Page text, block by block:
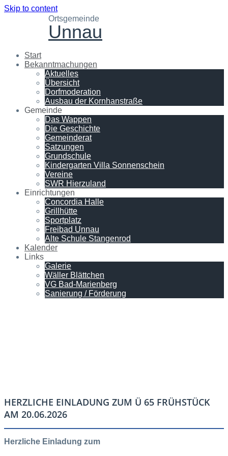
Skip to content
Ortsgemeinde
Unnau
Start
Bekanntmachungen
Aktuelles
Übersicht
Dorfmoderation
Ausbau der Kornhanstraße
Gemeinde
Das Wappen
Die Geschichte
Gemeinderat
Satzungen
Grundschule
Kindergarten Villa Sonnenschein
Vereine
SWR Hierzuland
Einrichtungen
Concordia Halle
Grillhütte
Sportplatz
Freibad Unnau
Alte Schule Stangenrod
Kalender
Links
Galerie
Wäller Blättchen
VG Bad-Marienberg
Sanierung / Förderung
HERZLICHE EINLADUNG ZUM Ü 65 FRÜHSTÜCK
AM 20.06.2026
Herzliche Einladung zum